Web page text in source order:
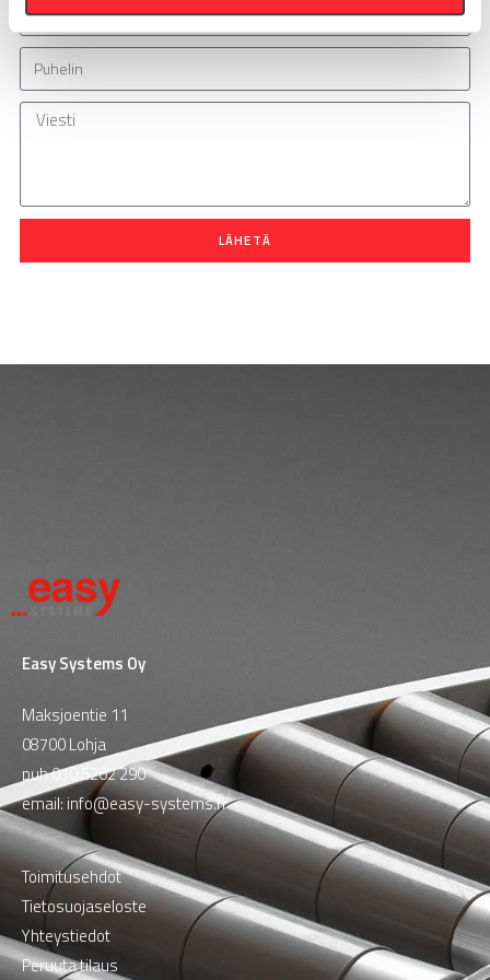
LÄHETÄ
Easy Systems Oy
Maksjoentie 11
08700 Lohja
puh010 5262 290
email: info@easy-systems.fi
Toimitusehdot
Tietosuojaseloste
Yhteystiedot
Peruuta tilaus